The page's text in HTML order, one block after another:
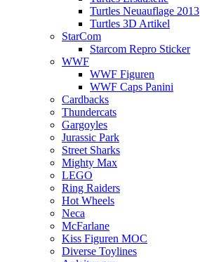
Turtles Neuauflage 2013
Turtles 3D Artikel
StarCom
Starcom Repro Sticker
WWF
WWF Figuren
WWF Caps Panini
Cardbacks
Thundercats
Gargoyles
Jurassic Park
Street Sharks
Mighty Max
LEGO
Ring Raiders
Hot Wheels
Neca
McFarlane
Kiss Figuren MOC
Diverse Toylines